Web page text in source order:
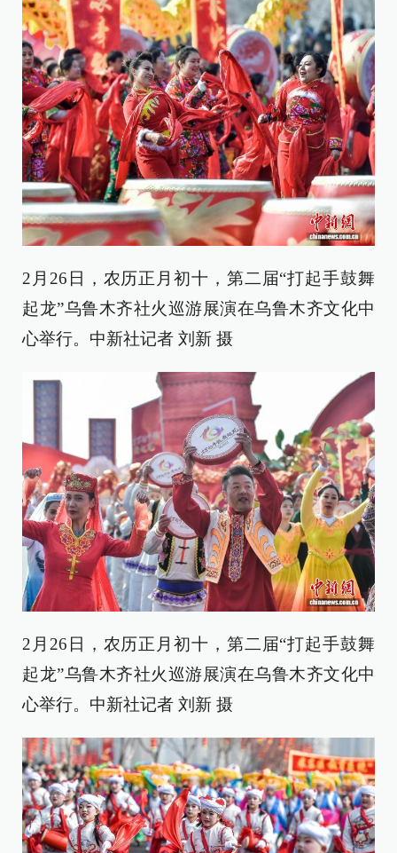
2月26日，农历正月初十，第二届“打起手鼓舞
起龙”乌鲁木齐社火巡游展演在乌鲁木齐文化中
心举行。中新社记者 刘新 摄
2月26日，农历正月初十，第二届“打起手鼓舞
起龙”乌鲁木齐社火巡游展演在乌鲁木齐文化中
心举行。中新社记者 刘新 摄